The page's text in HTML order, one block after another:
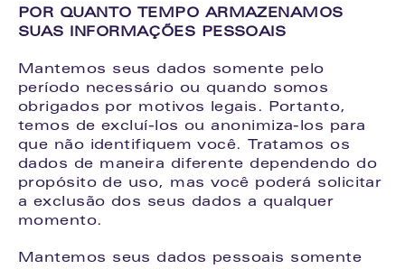
POR QUANTO TEMPO ARMAZENAMOS
SUAS INFORMAÇÕES PESSOAIS
Mantemos seus dados somente pelo
período necessário ou quando somos
obrigados por motivos legais. Portanto,
temos de excluí-los ou anonimiza-los para
que não identifiquem você. Tratamos os
dados de maneira diferente dependendo do
propósito de uso, mas você poderá solicitar
a exclusão dos seus dados a qualquer
momento.
Mantemos seus dados pessoais somente